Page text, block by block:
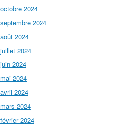
octobre 2024
septembre 2024
août 2024
juillet 2024
juin 2024
mai 2024
avril 2024
mars 2024
février 2024